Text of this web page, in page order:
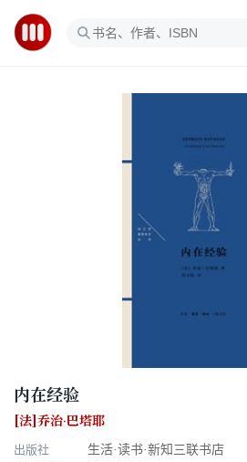
内在经验
[法]乔治·巴塔耶
出版社
生活·读书·新知三联书店